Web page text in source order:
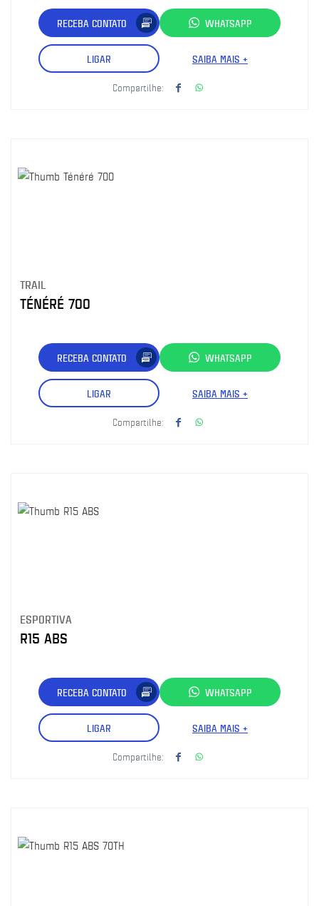
RECEBA CONTATO WHATSAPP
LIGAR SAIBA MAIS +
Compartilhe:
TRAIL
TÉNÉRÉ 700
RECEBA CONTATO WHATSAPP
LIGAR SAIBA MAIS +
Compartilhe:
ESPORTIVA
R15 ABS
RECEBA CONTATO WHATSAPP
LIGAR SAIBA MAIS +
Compartilhe: